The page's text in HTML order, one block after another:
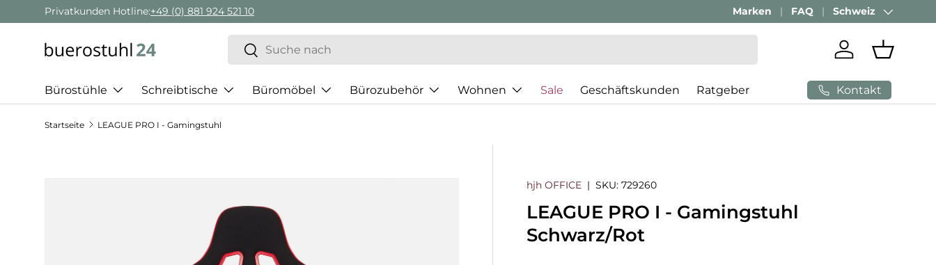
Direkt zum Inhalt
Privatkunden Hotline:+49 (0) 881 924 521 10 Marken FAQ Land/Region
Schweiz
Suchen
Suchen
Einloggen
Bürostühle Schreibtische Büromöbel Bürozubehör Wohnen Sale Geschäftskunden Ratgeber Kontakt
Startseite LEAGUE PRO I - Gamingstuhl
Zu Produktinformationen springen
hjh OFFICE |SKU: 729260
LEAGUE PRO I - Gamingstuhl
Schwarz/Rot